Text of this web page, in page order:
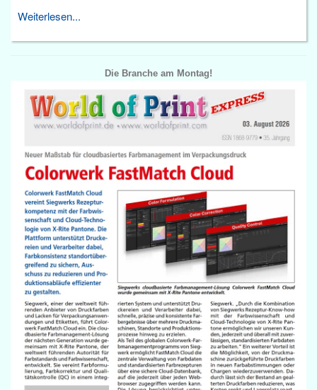
Weiterlesen...
Die Branche am Montag!